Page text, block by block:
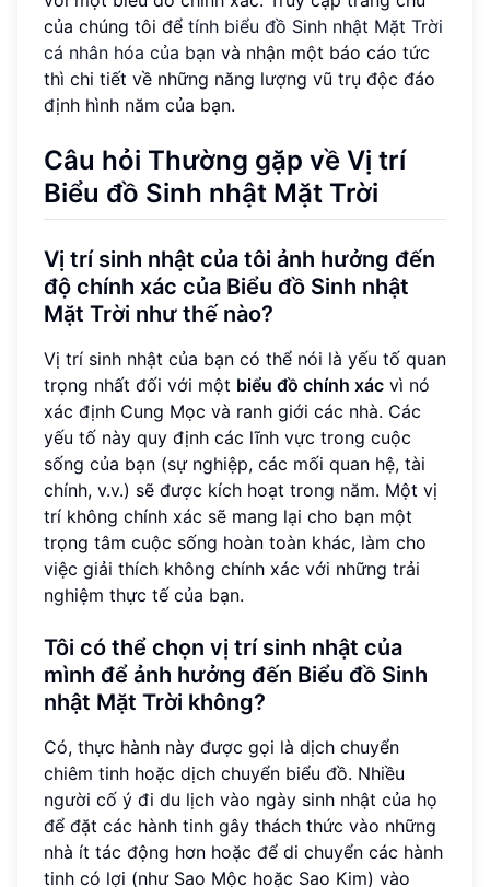
của chúng tôi để tính biểu đồ Sinh nhật Mặt Trời
cá nhân hóa của bạn và nhận một báo cáo tức
thì chi tiết về những năng lượng vũ trụ độc đáo
định hình năm của bạn.
Câu hỏi Thường gặp về Vị trí
Biểu đồ Sinh nhật Mặt Trời
Vị trí sinh nhật của tôi ảnh hưởng đến
độ chính xác của Biểu đồ Sinh nhật
Mặt Trời như thế nào?
Vị trí sinh nhật của bạn có thể nói là yếu tố quan
trọng nhất đối với một biểu đồ chính xác vì nó
xác định Cung Mọc và ranh giới các nhà. Các
yếu tố này quy định các lĩnh vực trong cuộc
sống của bạn (sự nghiệp, các mối quan hệ, tài
chính, v.v.) sẽ được kích hoạt trong năm. Một vị
trí không chính xác sẽ mang lại cho bạn một
trọng tâm cuộc sống hoàn toàn khác, làm cho
việc giải thích không chính xác với những trải
nghiệm thực tế của bạn.
Tôi có thể chọn vị trí sinh nhật của
mình để ảnh hưởng đến Biểu đồ Sinh
nhật Mặt Trời không?
Có, thực hành này được gọi là dịch chuyển
chiêm tinh hoặc dịch chuyển biểu đồ. Nhiều
người cố ý đi du lịch vào ngày sinh nhật của họ
để đặt các hành tinh gây thách thức vào những
nhà ít tác động hơn hoặc để di chuyển các hành
tinh có lợi (như Sao Mộc hoặc Sao Kim) vào